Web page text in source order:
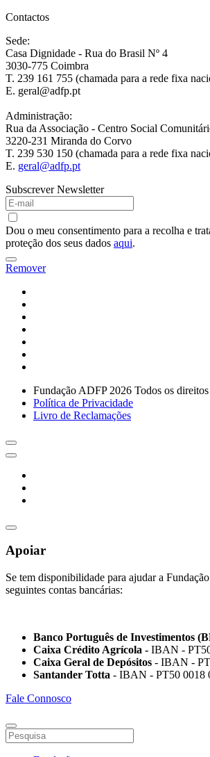
Contactos
Sede:
Casa Dignidade - Rua do Brasil Nº 4
3030-775 Coimbra
T. 239 161 755 (chamada para a rede fixa
E. geral@adfp.pt
Administração:
Rua da Associação - Centro Social
3220-231 Miranda do Corvo
T. 239 530 150 (chamada para a rede fixa
E. geral@adfp.pt
Subscrever Newsletter
Dou o meu consentimento para a recolha e
proteção dos seus dados aqui.
Remover
Fundação ADFP 2026 Todos os direitos
Política de Privacidade
Livro de Reclamações
Apoiar
Se tem disponibilidade para ajudar a
seguintes contas bancárias:
Banco Português de Investimentos
Caixa Crédito Agrícola - IBAN -
Caixa Geral de Depósitos - IBAN -
Santander Totta - IBAN - PT50 0018
Fale Connosco